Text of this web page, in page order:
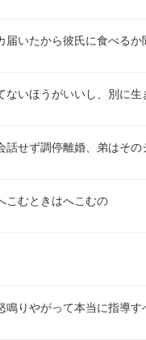
いたから彼氏に食べる
いほうがいいし、別に
話せず調停離婚、弟はそ
こむときはへこむの
りやがって本当に指導す